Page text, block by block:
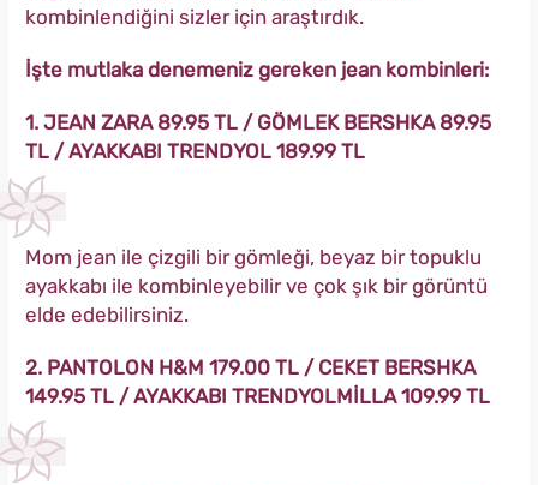
kombinlendiğini sizler için araştırdık.
İşte mutlaka denemeniz gereken jean kombinleri:
1. JEAN ZARA 89.95 TL / GÖMLEK BERSHKA 89.95
TL / AYAKKABI TRENDYOL 189.99 TL
Mom jean ile çizgili bir gömleği, beyaz bir topuklu
ayakkabı ile kombinleyebilir ve çok şık bir görüntü
elde edebilirsiniz.
2. PANTOLON H&M 179.00 TL / CEKET BERSHKA
149.95 TL / AYAKKABI TRENDYOLMİLLA 109.99 TL